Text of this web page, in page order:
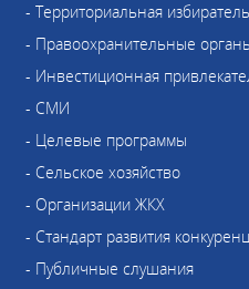
- Территориальная
- Правоохранительные
- Инвестиционная
- СМИ
- Целевые программы
- Сельское хозяйство
- Организации ЖКХ
- Стандарт развития
- Публичные слушания